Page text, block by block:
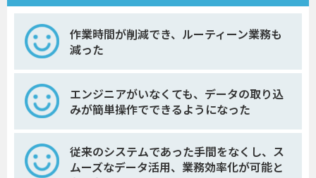
作業時間が削減でき、ルーティーン業務も
減った
エンジニアがいなくても、データの取り込
みが簡単操作でできるようになった
従来のシステムであった手間をなくし、ス
ムーズなデータ活用、業務効率化が可能と